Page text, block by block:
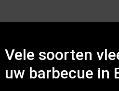
Vele soorten
uw barbecue in